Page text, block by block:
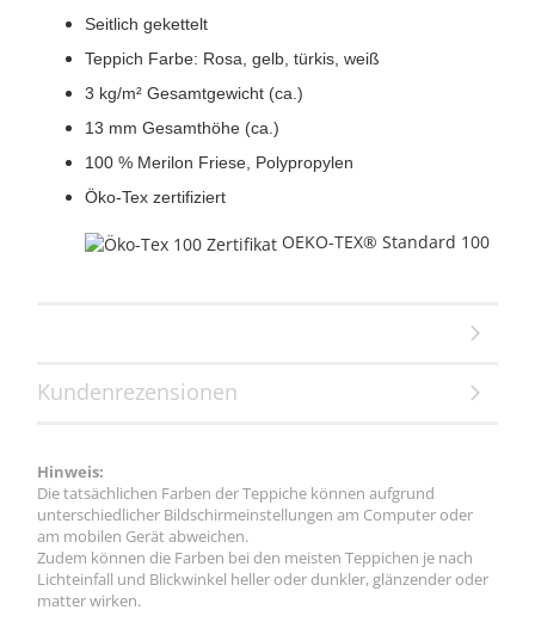
Seitlich gekettelt
Teppich Farbe: Rosa, gelb, türkis, weiß
3 kg/m² Gesamtgewicht (ca.)
13 mm Gesamthöhe (ca.)
100 % Merilon Friese, Polypropylen
Öko-Tex zertifiziert
OEKO-TEX® Standard 100
Kundenrezensionen
Hinweis:
Die tatsächlichen Farben der Teppiche können aufgrund
unterschiedlicher Bildschirmeinstellungen am Computer oder
am mobilen Gerät abweichen.
Zudem können die Farben bei den meisten Teppichen je nach
Lichteinfall und Blickwinkel heller oder dunkler, glänzender oder
matter wirken.